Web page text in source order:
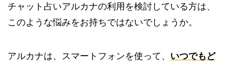
チャット占いアルカナの利用を検討している方は、
このような悩みをお持ちではないでしょうか。
アルカナは、スマートフォンを使って、 いつでもど